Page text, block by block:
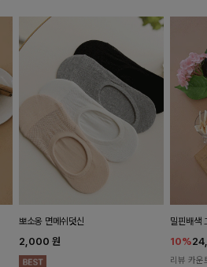
뽀소옹 면메쉬덧신
2,000 원
밀핀배색
10%
리뷰 카운